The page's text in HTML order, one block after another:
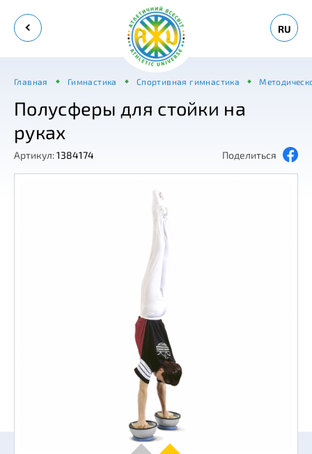
RU
Главная Гимнастика Спортивная гимнастика
Артикул:1384174 Поделиться
Полусферы для стойки на
руках